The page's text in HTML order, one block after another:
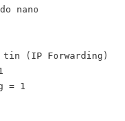
nano
(IP Forwarding)
= 1